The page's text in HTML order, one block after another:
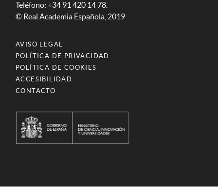
Teléfono: +34 91 420 14 78.
© Real Academia Española, 2019
AVISO LEGAL
POLÍTICA DE PRIVACIDAD
POLÍTICA DE COOKIES
ACCESIBILIDAD
CONTACTO